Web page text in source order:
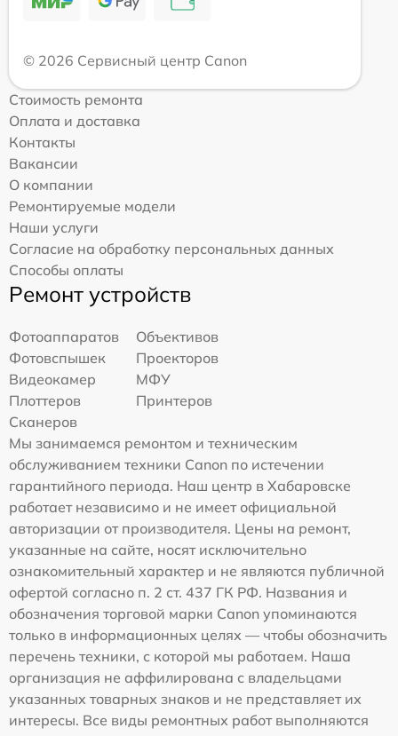
© 2026 Сервисный центр Canon
Стоимость ремонта
Оплата и доставка
Контакты
Вакансии
О компании
Ремонтируемые модели
Наши услуги
Согласие на обработку персональных данных
Способы оплаты
Ремонт устройств
Фотоаппаратов
Объективов
Фотовспышек
Проекторов
Видеокамер
МФУ
Плоттеров
Принтеров
Сканеров
Мы занимаемся ремонтом и техническим
обслуживанием техники Canon по истечении
гарантийного периода. Наш центр в Хабаровске
работает независимо и не имеет официальной
авторизации от производителя. Цены на ремонт,
указанные на сайте, носят исключительно
ознакомительный характер и не являются публичной
офертой согласно п. 2 ст. 437 ГК РФ. Названия и
обозначения торговой марки Canon упоминаются
только в информационных целях — чтобы обозначить
перечень техники, с которой мы работаем. Наша
организация не аффилирована с владельцами
указанных товарных знаков и не представляет их
интересы. Все виды ремонтных работ выполняются